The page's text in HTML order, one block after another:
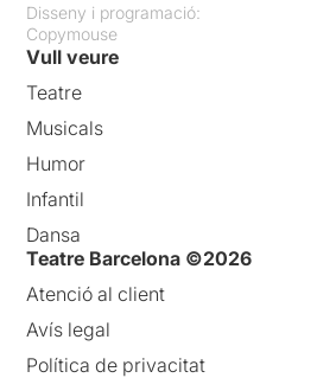
Disseny i programació:
Copymouse
Vull veure
Teatre
Musicals
Humor
Infantil
Dansa
Teatre Barcelona ©2026
Atenció al client
Avís legal
Política de privacitat